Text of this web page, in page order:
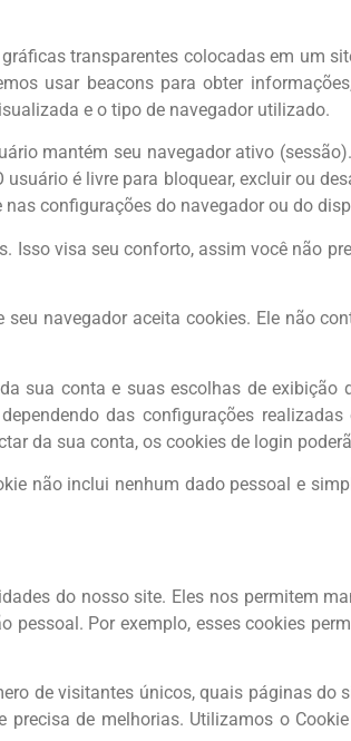
transparentes colocadas em um
usar beacons para obter
e o tipo de navegador utilizado.
mantém seu navegador ativo
é livre para bloquear, excluir ou
configurações do navegador ou do
Isso visa seu conforto, assim você não
navegador aceita cookies. Ele não
sua conta e suas escolhas de exibição
das configurações realizadas
da sua conta, os cookies de login
não inclui nenhum dado pessoal e
do nosso site. Eles nos permitem
Por exemplo, esses cookies
de visitantes únicos, quais páginas do
de melhorias. Utilizamos o